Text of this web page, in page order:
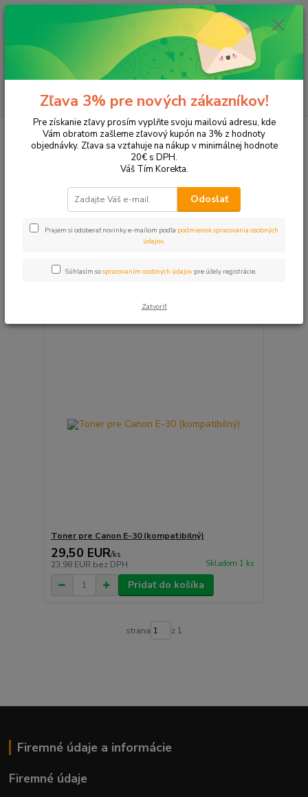
Hľadať
ks
za 0,00 EUR
Tonery a náplne do tlačiarní Canon FC 224S
Upresniť parametre
Najdrahšie
Zobrazujem 1-1 z 1
Toner pre Canon E-30 (kompatibilný)
29,50 EUR/ks
23,98 EUR bez DPH Skladom 1 ks
Pridať do košíka
strana z 1
Firemné údaje a informácie
Firemné údaje
Zľava 3% pre nových zákazníkov!
Pre získanie zľavy prosím vyplňte svoju mailovú adresu, kde
Vám obratom zašleme zľavový kupón na 3% z hodnoty
objednávky. Zľava sa vzťahuje na nákup v minimálnej hodnote
20€ s DPH.
Váš Tím Korekta.
Odoslať
Prajem si odoberať novinky e-mailom podľa podmienok spracovania osobných
údajov.
Súhlasím sospracovaním osobných údajov pre účely registrácie.
Zatvoriť